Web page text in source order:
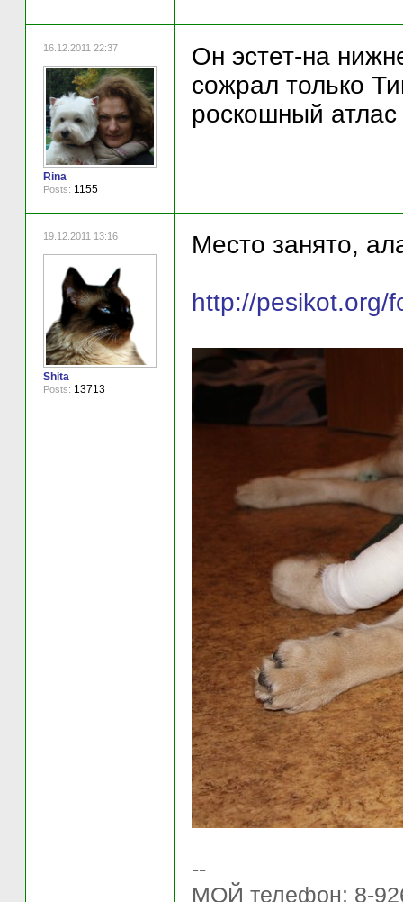
16.12.2011 22:37
Rina
Posts: 1155
Он эстет-на
сожрал только
роскошный
19.12.2011 13:16
Shita
Posts: 13713
Место занято,
http://pesikot.org/
--
МОЙ телефон: 8-